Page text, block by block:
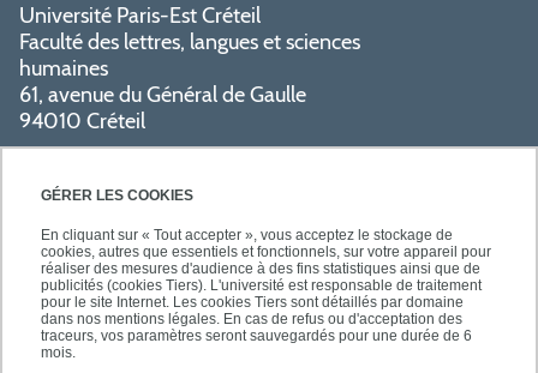
GÉRER LES COOKIES
En cliquant sur « Tout accepter », vous acceptez le stockage de
cookies, autres que essentiels et fonctionnels, sur votre appareil pour
réaliser des mesures d'audience à des fins statistiques ainsi que de
publicités (cookies Tiers). L'université est responsable de traitement
pour le site Internet. Les cookies Tiers sont détaillés par domaine
dans nos mentions légales. En cas de refus ou d'acceptation des
traceurs, vos paramètres seront sauvegardés pour une durée de 6
mois.
Université Paris-Est Créteil
Faculté des lettres, langues et sciences
humaines
61, avenue du Général de Gaulle
94010 Créteil
PRATIQUE
SUIVEZ-NOUS